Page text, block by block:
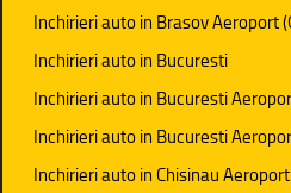
Inchirieri auto in Brasov Aeroport
Inchirieri auto in Bucuresti
Inchirieri auto in Bucuresti
Inchirieri auto in Bucuresti
Inchirieri auto in Chisinau